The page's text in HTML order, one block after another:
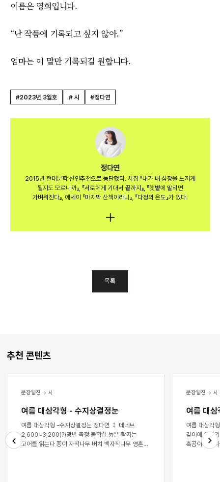
이름은 영희입니다.
“난 작품에 기록되고 싶지 않아.”
엄마는 이 말만 기록되길 원합니다.
#2023년 3월호 # 시 #정다연
정다연
2015년 현대문학 신인추천으로 등단했다. 시집 『내가 내 심장을 느끼게
될지도 모르니까』, 『서로에게 기대서 끝까지』, 『햇볕에 말리면
가벼워진다』, 에세이 『마지막 산책이라니』, 『다정의 온도』가 있다.
목록
추천 콘텐츠
문장웹진 시
여름 대삼각형 - 수지상결정눈
여름 대삼각형 -수지상결정눈 정다연 ⁑ 데네브
2,600~3,200(?)광년 측정 불확실 늙은 학자는
고어를 읽는다 종이 자작나무 버치 백자작나무 영혼이
문장웹진 시
여름 대
여름 대삼각형 -섬광 정다연 흙을 거두면 닿을 수
깊이에 이야기는 잠들어 있었다 이슬비가 내리고
흑곰이 깨어나고 낮밤